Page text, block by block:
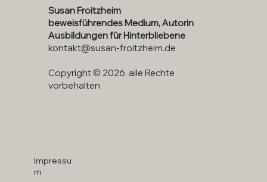
Susan Froitzheim
beweisführendes Medium, Autorin
Ausbildungen für Hinterbliebene
kontakt@susan-froitzheim.de
Copyright © 2026 alle Rechte
vorbehalten
Impressu
m